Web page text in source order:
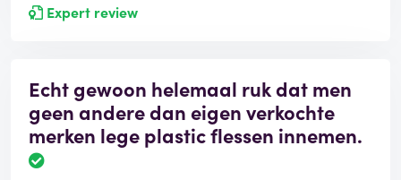
Expert review
Echt gewoon helemaal ruk dat men
geen andere dan eigen verkochte
merken lege plastic flessen innemen.
B